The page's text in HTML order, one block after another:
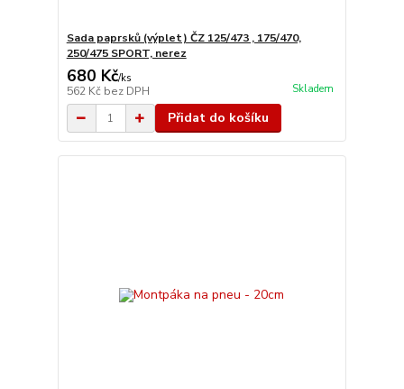
Sada paprsků (výplet) ČZ 125/473 , 175/470,
250/475 SPORT, nerez
680 Kč/ks
562 Kč bez DPH Skladem
Přidat do košíku